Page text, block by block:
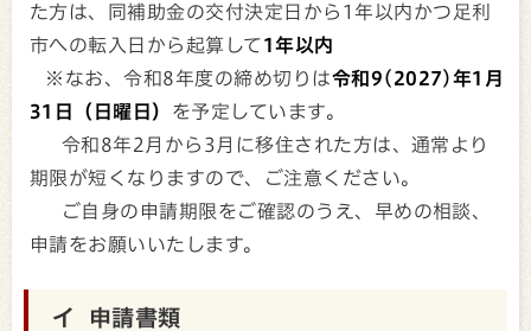
た方は、同補助金の交付決定日から1年以内かつ足利
市への転入日から起算して1年以内
※なお、令和8年度の締め切りは令和9(2027)年1月
31日（日曜日） を予定しています。
令和8年2月から3月に移住された方は、通常より
期限が短くなりますので、ご注意ください。
ご自身の申請期限をご確認のうえ、早めの相談、
申請をお願いいたします。
イ 申請書類